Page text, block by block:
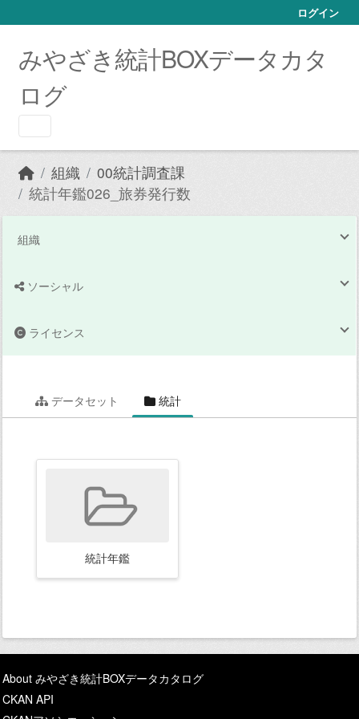
ログイン
みやざき統計BOXデータカタ
ログ
組織
00統計調査課
統計年鑑026_旅券発行数
組織
ソーシャル
ライセンス
データセット 統計
統計年鑑
About みやざき統計BOXデータカタログ
CKAN API